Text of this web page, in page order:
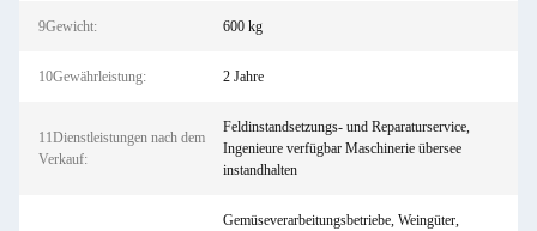
9Gewicht: 600 kg
10Gewährleistung: 2 Jahre
11Dienstleistungen nach dem
Verkauf:
Feldinstandsetzungs- und Reparaturservice,
Ingenieure verfügbar Maschinerie übersee
instandhalten
Gemüseverarbeitungsbetriebe, Weingüter,